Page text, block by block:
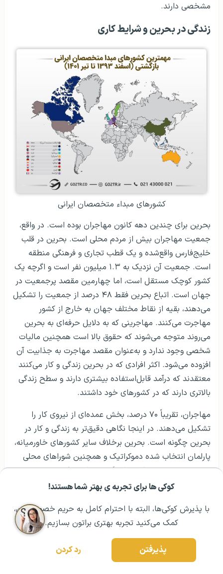
کوکی ها برای تجربه ی بهتر شما هستند!
با پذیرش کوکی‌ها، البته با احترام کامل به حریم خصوصیتون،
کمک می‌کنید تجربه بهتری براتون بسازیم.
پذیرفتن رد کردن
مشــاوره اولیه رایگان: ۰۲۱ ۴۳۰۰۰ ۰۲۱ رزرو مشاوره تخصصی
مشخصی دارند.
زندگی در بحرین و شرایط کاری
کشورهای مبداء متخصصان ایرانی
بحرین برای چندین دهه کانون مهاجران بوده است. در واقع،
جمعیت مهاجران بیش از مردم محلی است. بحرین در قلب
خلیج‌فارس واقع‌شده و یک قطب تجاری و فرهنگی منطقه
است. جمعیت آن نزدیک به ۱.۳ میلیون نفر است و اگرچه یک
کشور کوچک مستقل است، اما چهارمین مقصد پرجمعیت در
جهان است. اتباع بحرین فقط ۴۸ درصد از جمعیت را تشکیل
می‌دهند، بقیه از نقاط مختلف جهان به خارج از کشور
مهاجرت می‌کنند. مهاجرینی که به دلایل حرفه‌ای به بحرین
می‌روند متوجه می‌شوند که حقوق بالا است همچنین مالیات
شخصی وجود ندارد و به‌عنوان مقصد مهاجرت به جذابیت آن
افزوده می‌شود. اکثر افرادی که در بحرین زندگی و کار می‌کنند
معتقدند که درآمد قابل‌استفاده بیشتری دارند و سطح زندگی
بالاتری دارند که در کشورهای خود داشتند.
مهاجران، تقریباً ۷۰ درصد، بخش عمده‌ای از نیروی کار را
تشکیل می‌دهند. در اینجا نگاهی دقیق‌تر به زندگی و کار در
بحرین چگونه است. بحرین برخلاف سایر کشورهای خاورمیانه،
پارلمان انتخاب شده دموکراتیک و همچنین شوراهای محلی
خود را دارد؛ اما این قانون کینگ است که مطلق است، بنابراین
احکام پارلمان همیشه قانون نیست. سیستم حقوقی بحرین
همیشه برای مهاجران جذاب بوده است و این فقط با
اصلاحات اقتصادی و سیاسی اخیر که باعث سودآوری بیشتر
این کشور برای شرکت‌های خارج از کشور و مهاجران حرفه‌ای
شده است، افزایش‌یافته است. بحرین ازجمله ملت‌های مترقی